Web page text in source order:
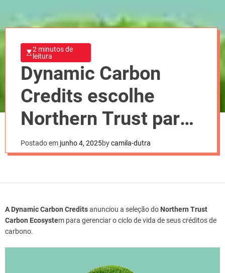
2 minutos de
leitura
Dynamic Carbon
Credits escolhe
Northern Trust para
gestão de créditos
Postado em junho 4, 2025bycamila-dutra
A Dynamic Carbon Creditsanunciou a seleção do Northern Trust
Carbon Ecosystem para gerenciar o ciclo de vida de seus créditos de
carbono.